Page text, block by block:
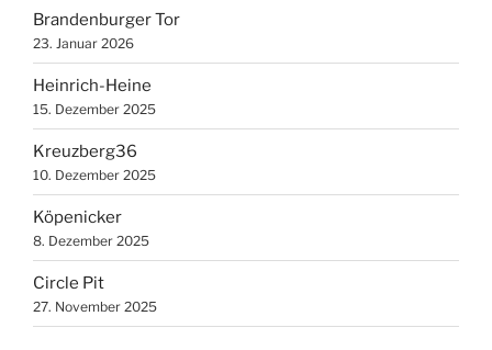
Brandenburger Tor
23. Januar 2026
Heinrich-Heine
15. Dezember 2025
Kreuzberg36
10. Dezember 2025
Köpenicker
8. Dezember 2025
Circle Pit
27. November 2025